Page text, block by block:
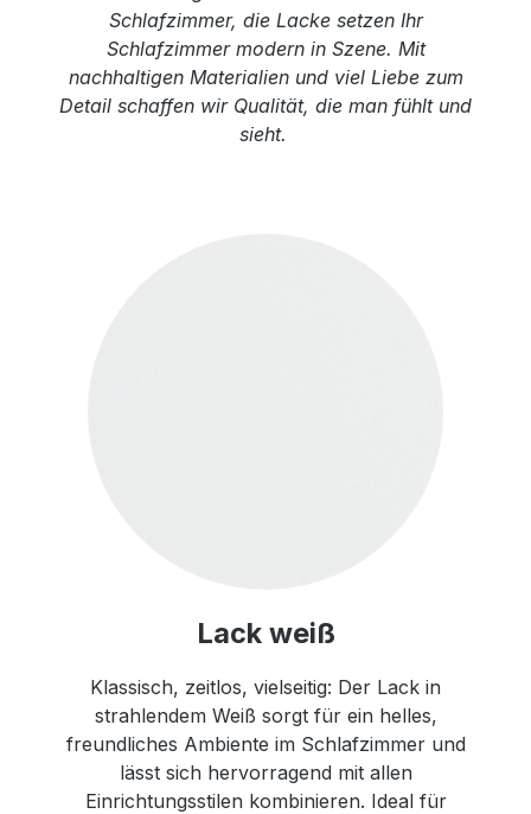
Schlafzimmer, die Lacke setzen Ihr
Schlafzimmer modern in Szene. Mit
nachhaltigen Materialien und viel Liebe zum
Detail schaffen wir Qualität, die man fühlt und
sieht.
Lack weiß
Klassisch, zeitlos, vielseitig: Der Lack in
strahlendem Weiß sorgt für ein helles,
freundliches Ambiente im Schlafzimmer und
lässt sich hervorragend mit allen
Einrichtungsstilen kombinieren. Ideal für